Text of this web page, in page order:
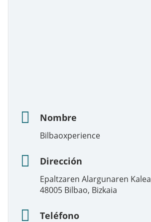
Nombre
Bilbaoxperience
Dirección
Epaltzaren Alargunaren
48005 Bilbao, Bizkaia
Teléfono